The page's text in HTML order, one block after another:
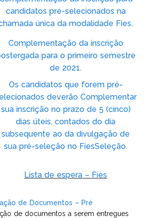
candidatos pré-selecionados na
única da modalidade Fies.
Complementação da inscrição
para o primeiro semestre
de 2021.
Os candidatos que forem pré-
deverão Complementar
sua inscrição no prazo de 5 (cinco)
dias úteis, contados do dia
subsequente ao da divulgação de
sua pré-seleção no FiesSeleção.
Lista de espera – Fies
de Documentos – Pré
de documentos a serem entregues